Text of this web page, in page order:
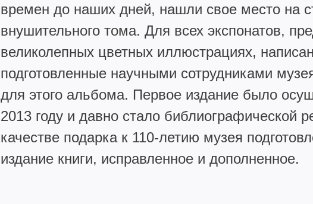
времен до наших дней, нашли свое место на
внушительного тома. Для всех экспонатов,
великолепных цветных иллюстрациях,
подготовленные научными сотрудниками
для этого альбома. Первое издание было
2013 году и давно стало библиографической
качестве подарка к 110-летию музея
издание книги, исправленное и дополненное.